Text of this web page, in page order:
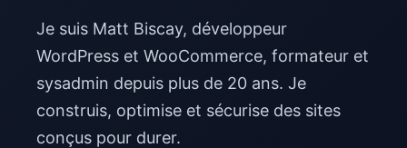
Je suis Matt Biscay, développeur
WordPress et WooCommerce, formateur et
sysadmin depuis plus de 20 ans. Je
construis, optimise et sécurise des sites
conçus pour durer.